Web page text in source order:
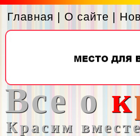
Главная | О сайте |
Все о к
Красим